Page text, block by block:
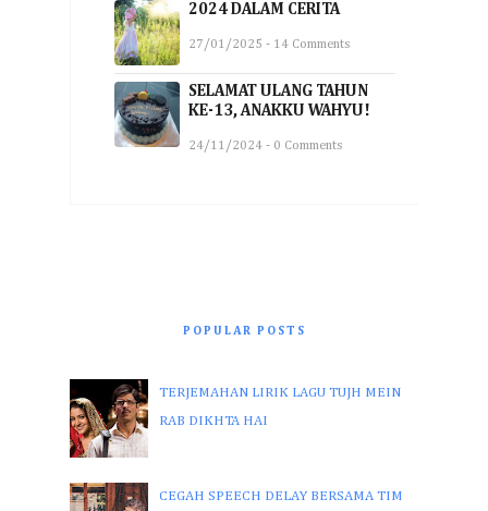
2024 DALAM CERITA
27/01/2025 - 14 Comments
SELAMAT ULANG TAHUN
KE-13, ANAKKU WAHYU!
24/11/2024 - 0 Comments
POPULAR POSTS
TERJEMAHAN LIRIK LAGU TUJH MEIN
RAB DIKHTA HAI
CEGAH SPEECH DELAY BERSAMA TIM